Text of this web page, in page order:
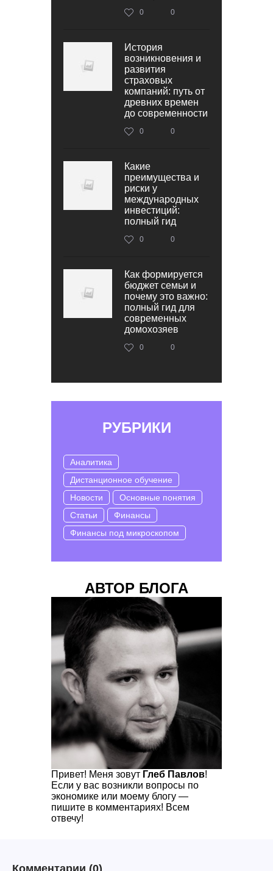
0 0
История
возникновения и
развития
страховых
компаний: путь от
древних времен
до современности
0 0
Какие
преимущества и
риски у
международных
инвестиций:
полный гид
0 0
Как формируется
бюджет семьи и
почему это важно:
полный гид для
современных
домохозяев
0 0
РУБРИКИ
Аналитика
Дистанционное обучение
Новости
Основные понятия
Статьи
Финансы
Финансы под микроскопом
АВТОР БЛОГА
Привет! Меня зовут Глеб Павлов!
Если у вас возникли вопросы по
экономике или моему блогу —
пишите в комментариях! Всем
отвечу!